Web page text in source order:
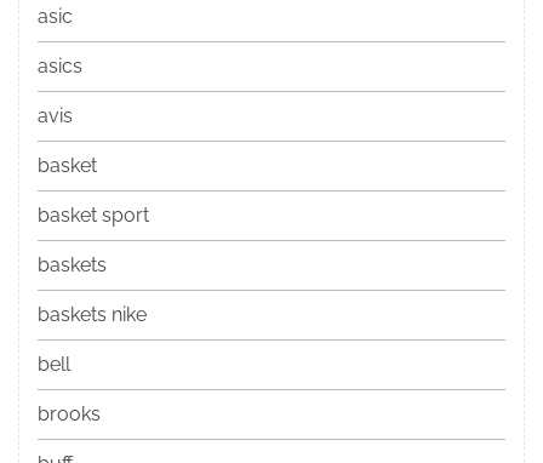
asic
asics
avis
basket
basket sport
baskets
baskets nike
bell
brooks